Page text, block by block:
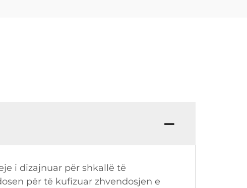
i dizajnuar për shkallë të
për të kufizuar zhvendosjen e